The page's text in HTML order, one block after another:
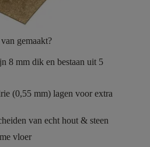
gemaakt?
8 mm dik en bestaan uit 5
(0,55 mm) lagen voor extra
van echt hout & steen
vloer